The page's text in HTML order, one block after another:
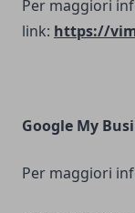
Per maggiori
link: https://
Google My
Per maggiori